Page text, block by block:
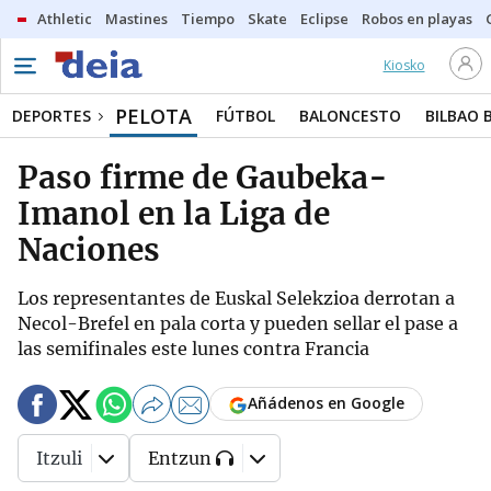
Athletic Mastines Tiempo Skate Eclipse Robos en playas
Kiosko
DEPORTES PELOTA FÚTBOL BALONCESTO BILBAO
Paso firme de Gaubeka-
Imanol en la Liga de
Naciones
Los representantes de Euskal Selekzioa derrotan a
Necol-Brefel en pala corta y pueden sellar el pase a
las semifinales este lunes contra Francia
Añádenos en Google
Itzuli Entzun